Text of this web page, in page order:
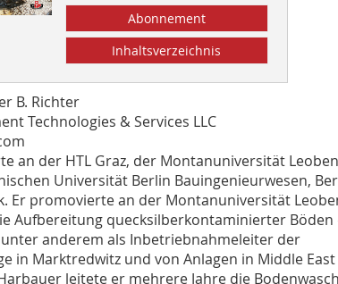
Abonnement
Inhaltsverzeichnis
B. Richter
Technologies & Services LLC
an der HTL Graz, der ­Montanuniversität
Universität Berlin Bauingenieurwesen,
Er promovierte an der Montanuniversität
Aufbereitung quecksilberkontaminierter Böden
anderem als Inbetrieb­nahmeleiter der
in Marktredwitz und von Anlagen in Middle
leitete er mehrere Jahre die